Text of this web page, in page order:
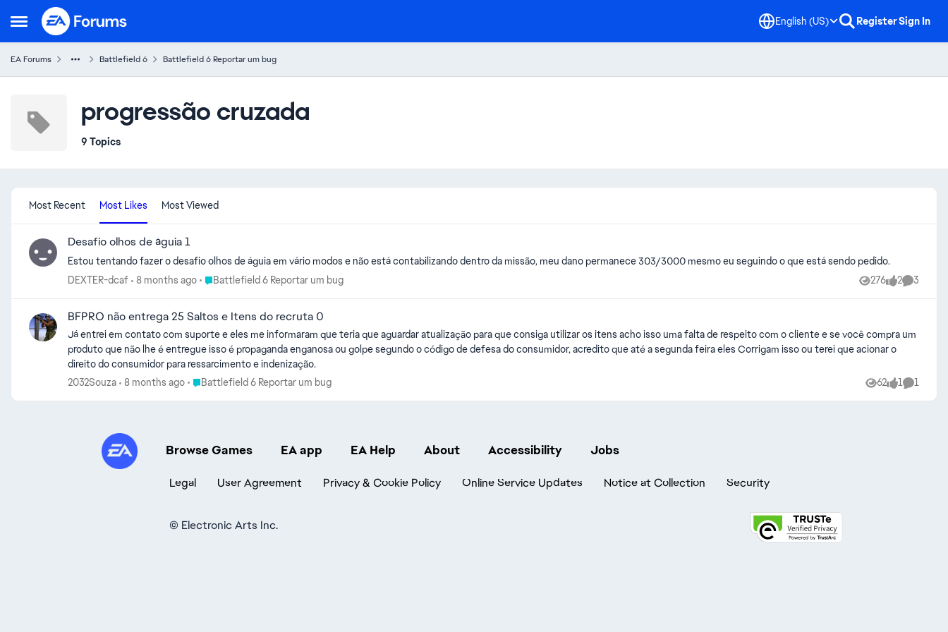
Open Side Menu
Skip to content English (US) RegisterSign In
EA Forums Battlefield 6 Battlefield 6 Reportar um bug
progressão cruzada
9 Topics
Most Recent Most Likes Most Viewed
Desafio olhos de águia 1
Estou tentando fazer o desafio olhos de águia em vário modos e não está contabilizando dentro da missão, meu dano permanece 303/3000 mesmo eu seguindo o que está sendo pedido.
DEXTER-dcaf
8 months ago Place Battlefield 6 Reportar um bug
Battlefield 6 Reportar um bug 276
Views 2
likes 3
BFPRO não entrega 25 Saltos e Itens do recruta 0
Já entrei em contato com suporte e eles me informaram que teria que aguardar atualização para que consiga utilizar os itens acho isso uma falta de respeito com o cliente e se você compra um
produto que não lhe é entregue isso é propaganda enganosa ou golpe segundo o código de defesa do consumidor, acredito que até a segunda feira eles Corrigam isso ou terei que acionar o
direito do consumidor para ressarcimento e indenização.
2032Souza
8 months ago Place Battlefield 6 Reportar um bug
Battlefield 6 Reportar um bug 62
Views 1
like 1
Comment
Browse Games EA app EA Help About Accessibility Jobs
Legal User Agreement Privacy & Cookie Policy Online Service Updates Notice at Collection Security
© Electronic Arts Inc.